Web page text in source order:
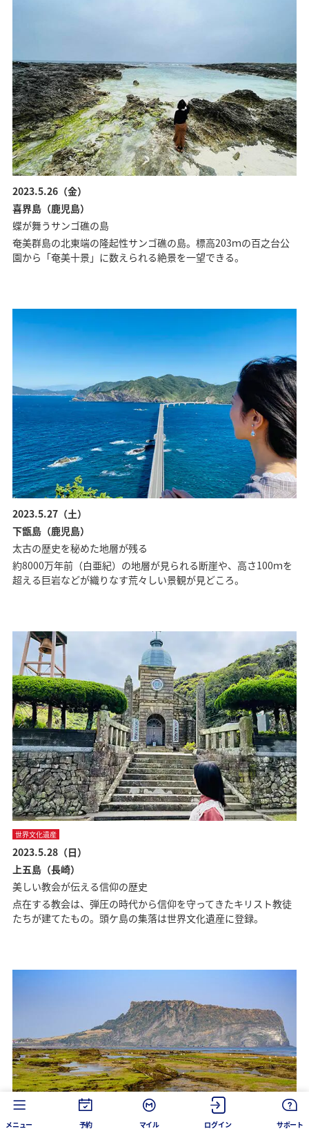
2023.5.26（金）
喜界島（鹿児島）
蝶が舞うサンゴ礁の島
奄美群島の北東端の隆起性サンゴ礁の島。標高203ｍの百之台公
園から「奄美十景」に数えられる絶景を一望できる。
2023.5.27（土）
下甑島（鹿児島）
太古の歴史を秘めた地層が残る
約8000万年前（白亜紀）の地層が見られる断崖や、高さ100ｍを
超える巨岩などが織りなす荒々しい景観が見どころ。
世界文化遺産
2023.5.28（日）
上五島（長崎）
美しい教会が伝える信仰の歴史
点在する教会は、弾圧の時代から信仰を守ってきたキリスト教徒
たちが建てたもの。頭ケ島の集落は世界文化遺産に登録。
メニュー 予約 マイル ログイン サポート